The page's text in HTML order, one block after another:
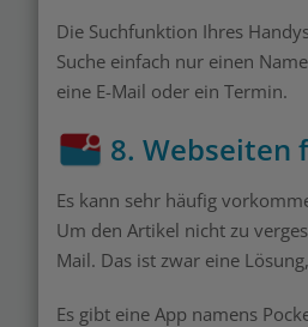
Die Suchfunktion Ihres
Suche einfach nur einen
eine E-Mail oder ein Termin.
8. Webseiten
Es kann sehr häufig
Um den Artikel nicht zu
Mail. Das ist zwar eine
Es gibt eine App namens